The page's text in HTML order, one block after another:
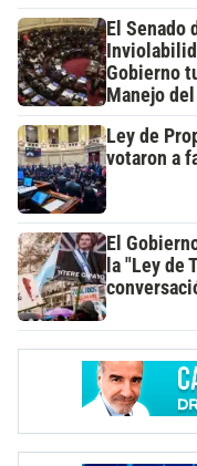
El Senado
Gobierno
Manejo
Ley de
votaron a
El
la "Ley de